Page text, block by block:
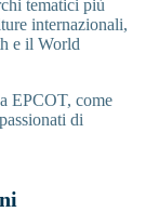
tematici più
internazionali,
e il World
EPCOT, come
di